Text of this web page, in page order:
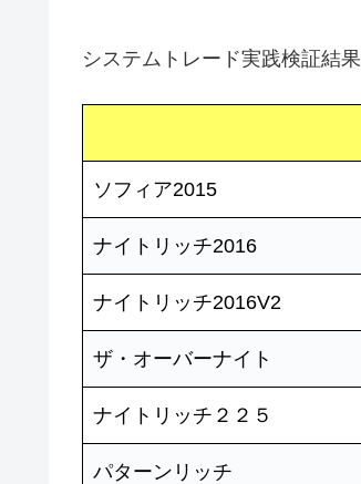
システムトレード実践検証結果
ソフィア2015
ナイトリッチ2016
ナイトリッチ2016V2
ザ・オーバーナイト
ナイトリッチ２２５
パターンリッチ